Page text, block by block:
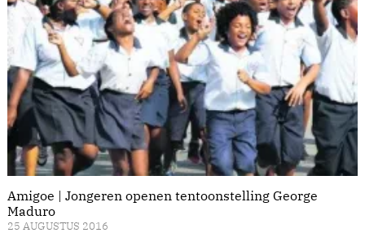
Amigoe | Jongeren openen tentoonstelling George
Maduro
25 AUGUSTUS 2016